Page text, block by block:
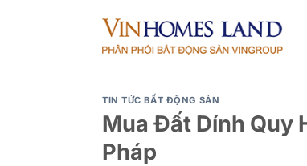
TIN TỨC BẤT ĐỘNG SẢN
Mua Đất Dính Quy
Pháp